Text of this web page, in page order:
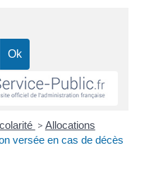
> Allocations
versée en cas de décès